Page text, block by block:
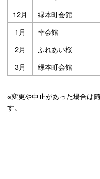
12月
緑本町会館
1月
幸会館
2月
ふれあい桜
3月
緑本町会館
※変更や中止があった場合は